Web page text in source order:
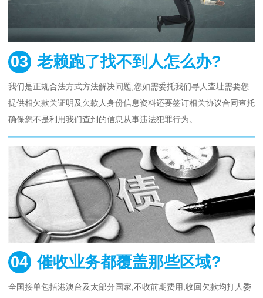
03 老赖跑了找不到人怎么办?
我们是正规合法方式方法解决问题,您如需委托我们寻人查址需要您
提供相欠款关证明及欠款人身份信息资料还要签订相关协议合同查托
确保您不是利用我们查到的信息从事违法犯罪行为。
04 催收业务都覆盖那些区域?
全国接单包括港澳台及太部分国家,不收前期费用,收回欠款均打人委